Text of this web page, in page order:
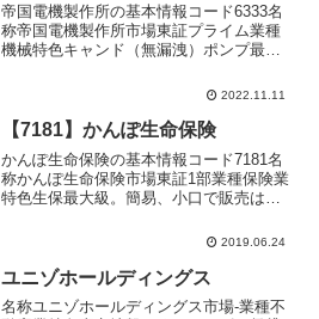
帝国電機製作所の基本情報コード6333名
称帝国電機製作所市場東証プライム業種
機械特色キャンド（無漏洩）ポンプ最大
国企業買収。大連に工場代表者頃安 義
決算3...
2022.11.11
【7181】かんぽ生命保険
かんぽ生命保険の基本情報コード7181名
称かんぽ生命保険市場東証1部業種保険業
特色生保最大級。簡易、小口で販売は郵
盤。第一生命と提携代表者植平 光彦設
月末...
2019.06.24
ユニゾホールディングス
名称ユニゾホールディングス市場-業種不